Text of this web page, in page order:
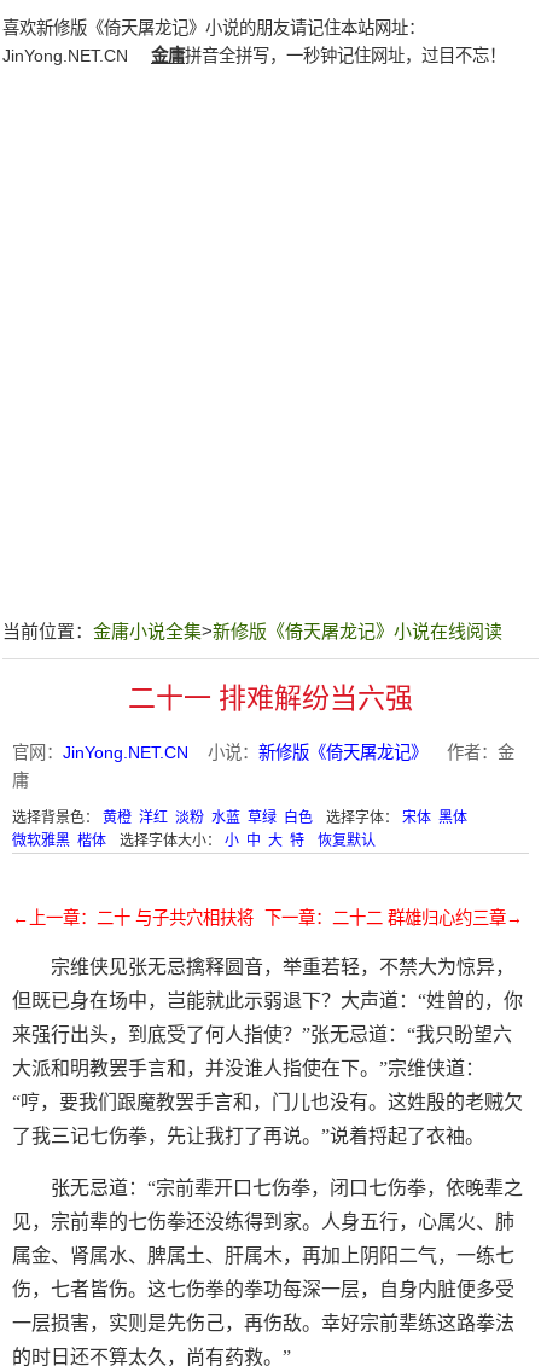
喜欢新修版《倚天屠龙记》小说的朋友请记住本站网址：
JinYong.NET.CN
金庸拼音全拼写，一秒钟记住网址，过目不忘！
当前位置： 金庸小说全集>新修版《倚天屠龙记》小说在线阅读
二十一 排难解纷当六强
官网： JinYong.NET.CN 小说： 新修版《倚天屠龙记》
作者：金
庸
选择背景色： 黄橙 洋红 淡粉 水蓝 草绿 白色 选择字体： 宋体 黑体
微软雅黑 楷体 选择字体大小： 小 中 大 特 恢复默认
←上一章：二十 与子共穴相扶将 下一章：二十二 群雄归心约三章→
宗维侠见张无忌擒释圆音，举重若轻，不禁大为惊异，
但既已身在场中，岂能就此示弱退下？大声道：“姓曾的，你
来强行出头，到底受了何人指使？”张无忌道：“我只盼望六
大派和明教罢手言和，并没谁人指使在下。”宗维侠道：
“哼，要我们跟魔教罢手言和，门儿也没有。这姓殷的老贼欠
了我三记七伤拳，先让我打了再说。”说着捋起了衣袖。
张无忌道：“宗前辈开口七伤拳，闭口七伤拳，依晚辈之
见，宗前辈的七伤拳还没练得到家。人身五行，心属火、肺
属金、肾属水、脾属土、肝属木，再加上阴阳二气，一练七
伤，七者皆伤。这七伤拳的拳功每深一层，自身内脏便多受
一层损害，实则是先伤己，再伤敌。幸好宗前辈练这路拳法
的时日还不算太久，尚有药救。”